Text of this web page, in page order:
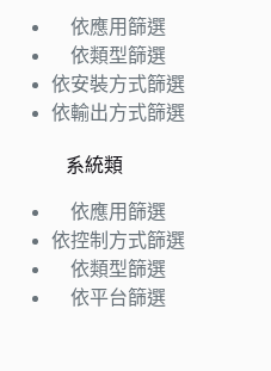
依應用篩選
依類型篩選
依安裝方式篩選
依輸出方式篩選
系統類
依應用篩選
依控制方式篩選
依類型篩選
依平台篩選